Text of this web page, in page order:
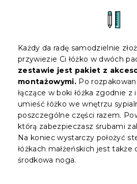
Każdy da radę samodzielnie
przywiezie Ci łóżko w dwóch
zestawie jest pakiet z
montażowymi. Po
łączące w boki łóżka zgodnie z
umieść łóżko we wnętrzu
poszczególne części razem.
którą zabezpieczasz śrubami
Na koniec wystarczy położyć
łóżkach małżeńskich jest także
środkowa noga.